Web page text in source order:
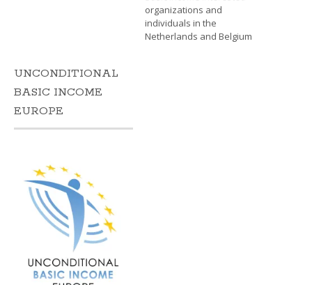
organizations and
individuals in the
Netherlands and Belgium
UNCONDITIONAL
BASIC INCOME
EUROPE